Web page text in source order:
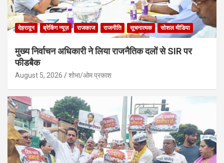
देहरादून ब्रेकिंग न्यूज़ राजकाज राजनीति सूचनात्मक सोशल मीडिया
मुख्य निर्वाचन अधिकारी ने लिया राजनैतिक दलों से SIR पर
फीडबैक
August 5, 2026 शोभा/ओम प्रकाश